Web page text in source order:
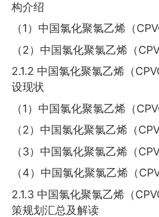
构介绍
（1）中国氯化聚氯乙烯（
（2）中国氯化聚氯乙烯（
2.1.2 中国氯化聚氯乙烯（
设现状
（1）中国氯化聚氯乙烯（
（2）中国氯化聚氯乙烯（
（3）中国氯化聚氯乙烯（
（4）中国氯化聚氯乙烯（
2.1.3 中国氯化聚氯乙烯（
策规划汇总及解读